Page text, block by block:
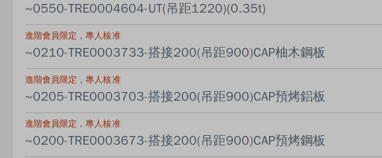
~0550-TRE0004604-UT(吊距1220)(0.35t)
進階會員限定，專人核准
~0210-TRE0003733-搭接200(吊距900)CAP柚木鋼板
進階會員限定，專人核准
~0205-TRE0003703-搭接200(吊距900)CAP預烤鋁板
進階會員限定，專人核准
~0200-TRE0003673-搭接200(吊距900)CAP預烤鋼板